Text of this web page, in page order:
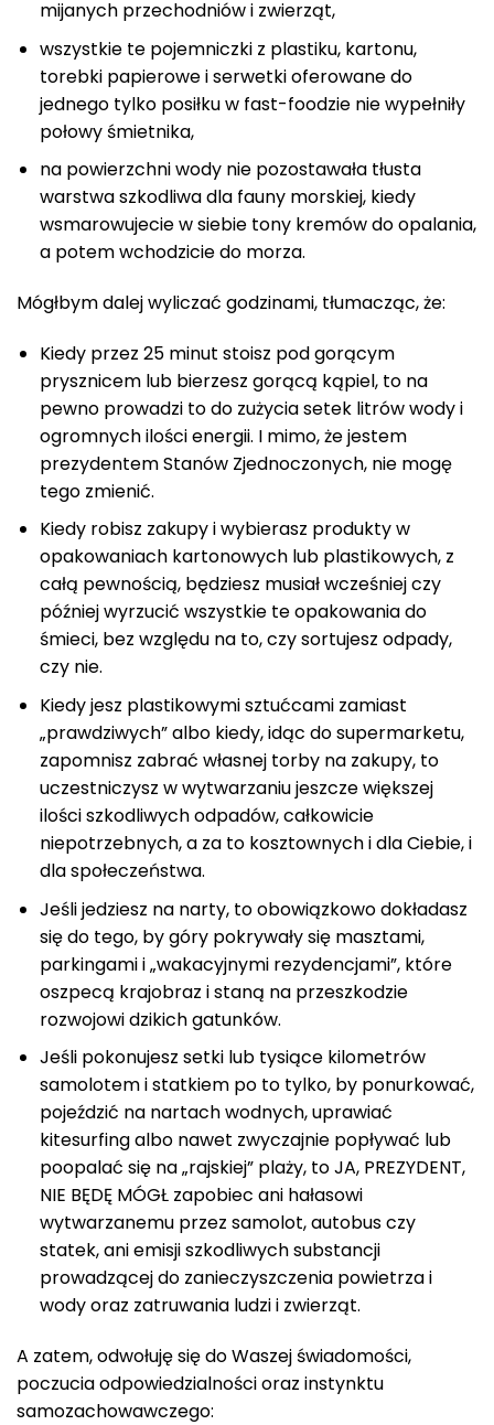
mijanych przechodniów i zwierząt,
wszystkie te pojemniczki z plastiku, kartonu,
torebki papierowe i serwetki oferowane do
jednego tylko posiłku w fast-foodzie nie wypełniły
połowy śmietnika,
na powierzchni wody nie pozostawała tłusta
warstwa szkodliwa dla fauny morskiej, kiedy
wsmarowujecie w siebie tony kremów do opalania,
a potem wchodzicie do morza.
Mógłbym dalej wyliczać godzinami, tłumacząc, że:
Kiedy przez 25 minut stoisz pod gorącym
prysznicem lub bierzesz gorącą kąpiel, to na
pewno prowadzi to do zużycia setek litrów wody i
ogromnych ilości energii. I mimo, że jestem
prezydentem Stanów Zjednoczonych, nie mogę
tego zmienić.
Kiedy robisz zakupy i wybierasz produkty w
opakowaniach kartonowych lub plastikowych, z
całą pewnością, będziesz musiał wcześniej czy
później wyrzucić wszystkie te opakowania do
śmieci, bez względu na to, czy sortujesz odpady,
czy nie.
Kiedy jesz plastikowymi sztućcami zamiast
„prawdziwych” albo kiedy, idąc do supermarketu,
zapomnisz zabrać własnej torby na zakupy, to
uczestniczysz w wytwarzaniu jeszcze większej
ilości szkodliwych odpadów, całkowicie
niepotrzebnych, a za to kosztownych i dla Ciebie, i
dla społeczeństwa.
Jeśli jedziesz na narty, to obowiązkowo dokładasz
się do tego, by góry pokrywały się masztami,
parkingami i „wakacyjnymi rezydencjami”, które
oszpecą krajobraz i staną na przeszkodzie
rozwojowi dzikich gatunków.
Jeśli pokonujesz setki lub tysiące kilometrów
samolotem i statkiem po to tylko, by ponurkować,
pojeździć na nartach wodnych, uprawiać
kitesurfing albo nawet zwyczajnie popływać lub
poopalać się na „rajskiej” plaży, to JA, PREZYDENT,
NIE BĘDĘ MÓGŁ zapobiec ani hałasowi
wytwarzanemu przez samolot, autobus czy
statek, ani emisji szkodliwych substancji
prowadzącej do zanieczyszczenia powietrza i
wody oraz zatruwania ludzi i zwierząt.
A zatem, odwołuję się do Waszej świadomości,
poczucia odpowiedzialności oraz instynktu
samozachowawczego: